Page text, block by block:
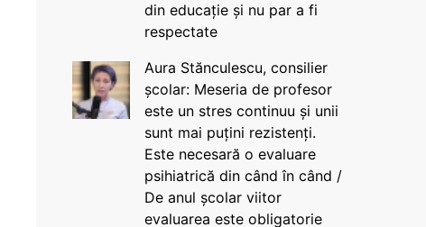
din educație și nu par a fi
respectate
Aura Stănculescu, consilier
școlar: Meseria de profesor
este un stres continuu și unii
sunt mai puțini rezistenți.
Este necesară o evaluare
psihiatrică din când în când /
De anul școlar viitor
evaluarea este obligatorie